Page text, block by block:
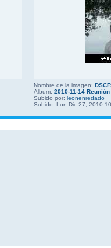
Nombre de la imagen:
Album: 2010-11-14 Reunión
Subido por: leonenredado
Subido: Lun Dic 27, 2010